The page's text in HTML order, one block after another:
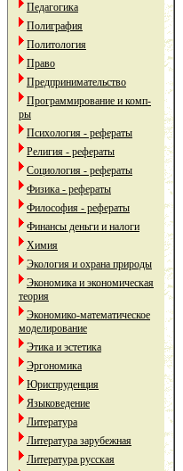
Педагогика
Полиграфия
Политология
Право
Предпринимательство
Программирование и комп-
ры
Психология - рефераты
Религия - рефераты
Социология - рефераты
Физика - рефераты
Философия - рефераты
Финансы деньги и налоги
Химия
Экология и охрана природы
Экономика и экономическая
теория
Экономико-математическое
моделирование
Этика и эстетика
Эргономика
Юриспруденция
Языковедение
Литература
Литература зарубежная
Литература русская